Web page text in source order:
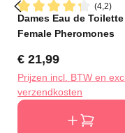
(4,2)
Gemiddelde
Dames Eau de
Female Pheromones
Normale prijs:
€ 21,99
Prijzen incl. BTW en
verzendkosten